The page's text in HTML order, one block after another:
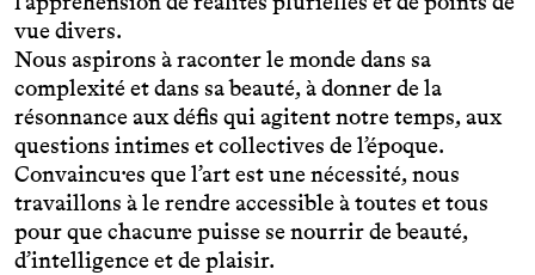
vue divers.
Nous aspirons à raconter le monde dans sa
complexité et dans sa beauté, à donner de la
résonnance aux défis qui agitent notre temps, aux
questions intimes et collectives de l’époque.
Convaincu·es que l’art est une nécessité, nous
travaillons à le rendre accessible à toutes et tous
pour que chacun·e puisse se nourrir de beauté,
d’intelligence et de plaisir.